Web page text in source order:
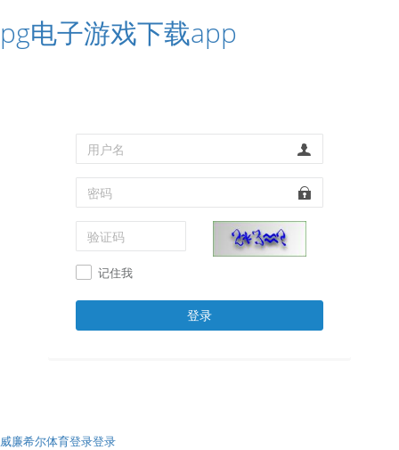
pg电子游戏下载app
记住我
登录
威廉希尔体育登录登录